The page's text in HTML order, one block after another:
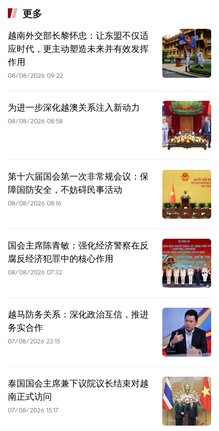
更多
越南外交部长黎怀忠：让东盟不仅适
应时代，更主动塑造未来并有效发挥
作用
08/08/2026 09:22
为进一步深化越澳关系注入新动力
08/08/2026 08:58
第十六届国会第一次非常规会议：保
障国防安全，不妨碍民事活动
08/08/2026 08:16
国会主席陈青敏：强化经济警察在反
腐反经济犯罪中的核心作用
08/08/2026 07:32
越马防务关系：深化政治互信，推进
务实合作
07/08/2026 23:15
泰国国会主席兼下议院议长结束对越
南正式访问
07/08/2026 15:17